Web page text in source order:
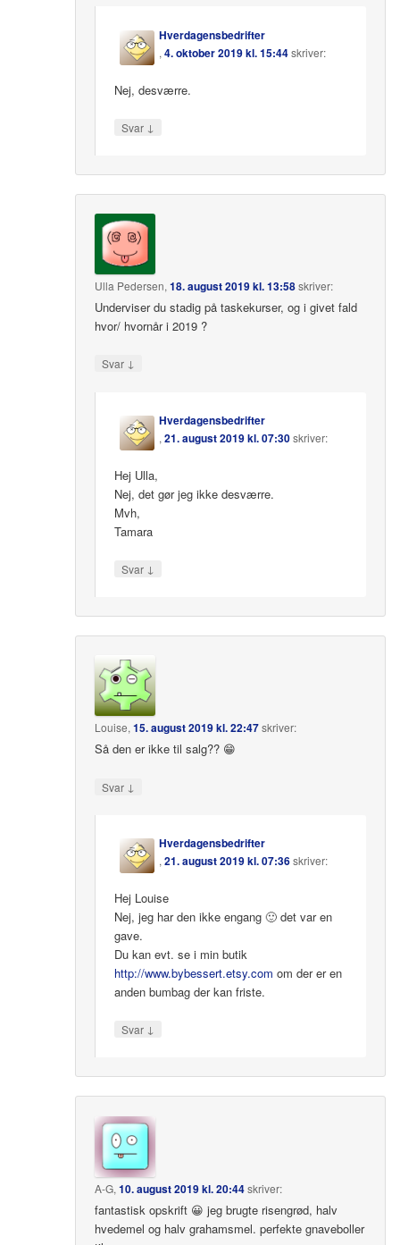
Hverdagensbedrifter
,4. oktober 2019 kl. 15:44skriver:
Nej, desværre.
Svar ↓
Ulla Pedersen,18. august 2019 kl. 13:58skriver:
Underviser du stadig på taskekurser, og i givet fald
hvor/ hvornår i 2019 ?
Svar ↓
Hverdagensbedrifter
,21. august 2019 kl. 07:30skriver:
Hej Ulla,
Nej, det gør jeg ikke desværre.
Mvh,
Tamara
Svar ↓
Louise,15. august 2019 kl. 22:47skriver:
Så den er ikke til salg?? 😁
Svar ↓
Hverdagensbedrifter
,21. august 2019 kl. 07:36skriver:
Hej Louise
Nej, jeg har den ikke engang 🙂 det var en
gave.
Du kan evt. se i min butik
http://www.bybessert.etsy.com om der er en
anden bumbag der kan friste.
Svar ↓
A-G,10. august 2019 kl. 20:44skriver:
fantastisk opskrift 😀 jeg brugte risengrød, halv
hvedemel og halv grahamsmel. perfekte gnaveboller